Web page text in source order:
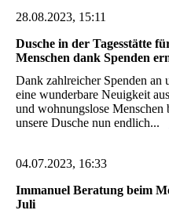
28.08.2023, 15:11
Dusche in der Tagesstätte
Menschen dank Spenden
Dank zahlreicher Spenden an
eine wunderbare Neuigkeit
und wohnungslose
unsere Dusche nun endlich...
04.07.2023, 16:33
Immanuel Beratung beim
Juli